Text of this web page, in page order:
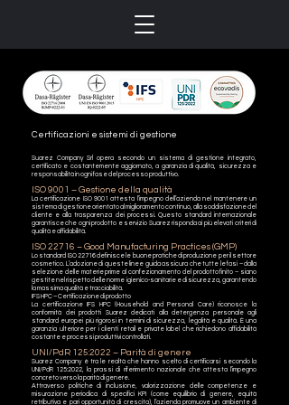
Certificazioni e sistemi di gestione
Suarez Company Srl opera secondo un sistema di gestione integrato,
certificato e costantemente aggiornato, a garanzia di qualità, sicurezza e
responsabilità in ogni fase del processo produttivo.
ISO 9001 – Gestione della qualità
La certificazione ISO 9001 attesta l’impegno dell’azienda nel mantenere un
sistema di gestione orientato al miglioramento continuo, alla soddisfazione del
cliente e alla trasparenza dei processi. Questo standard internazionale
garantisce che ogni prodotto e servizio Suarez risponda ai più elevati criteri di
qualità e affidabilità.
ISO 22716 – Good Manufacturing Practices (GMP)
Lo standard ISO 22716 definisce le buone pratiche di produzione per il settore
cosmetico. L’adozione di queste linee guida assicura che tutte le fasi – dalla
selezione delle materie prime al confezionamento del prodotto finito – siano
gestite nel rispetto delle norme igienico-sanitarie e di sicurezza, garantendo
la massima qualità e tracciabilità.
IFS HPC – Certificazione di prodotto
La certificazione IFS HPC (Household and Personal Care) riconosce la
conformità dei prodotti Suarez dedicati alla detergenza personale agli
standard europei più rigorosi in termini di sicurezza, legalità e qualità. È una
garanzia ulteriore per i clienti retail e private label che richiedono affidabilità
costante e processi produttivi controllati.
UNI/PdR 125:2022 – Parità di genere
Suarez Company è tra le realtà che hanno scelto di certificarsi secondo la
UNI/PdR 125:2022, la prassi di riferimento nazionale che attesta l’impegno
concreto verso la parità di genere.
Attraverso politiche di inclusione, valorizzazione delle competenze e
misurazione periodica di specifici KPI (come equilibrio di genere, equità
retributiva e pari opportunità di crescita), l’azienda promuove un ambiente di